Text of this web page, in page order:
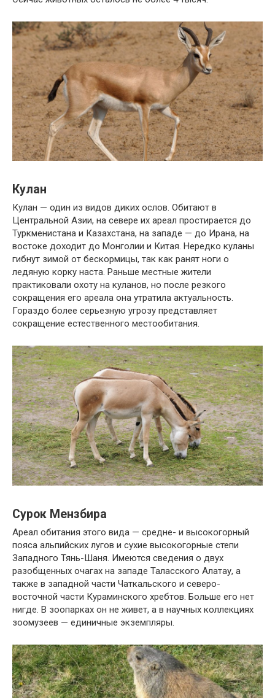
Кулан
Кулан — один из видов диких ослов. Обитают в
Центральной Азии, на севере их ареал простирается до
Туркменистана и Казахстана, на западе — до Ирана, на
востоке доходит до Монголии и Китая. Нередко куланы
гибнут зимой от бескормицы, так как ранят ноги о
ледяную корку наста. Раньше местные жители
практиковали охоту на куланов, но после резкого
сокращения его ареала она утратила актуальность.
Гораздо более серьезную угрозу представляет
сокращение естественного местообитания.
Сурок Мензбира
Ареал обитания этого вида — средне- и высокогорный
пояса альпийских лугов и сухие высокогорные степи
Западного Тянь-Шаня. Имеются сведения о двух
разобщенных очагах на западе Таласского Алатау, а
также в западной части Чаткальского и северо-
восточной части Кураминского хребтов. Больше его нет
нигде. В зоопарках он не живет, а в научных коллекциях
зоомузеев — единичные экземпляры.